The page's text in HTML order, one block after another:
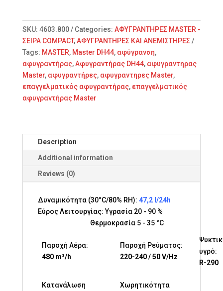
ΑΦΥΓΡΑΝΤΗΡΑΣ
quantity
SKU: 4603.800 Categories: ΑΦΥΓΡΑΝΤΗΡΕΣ MASTER -
ΣΕΙΡΑ COMPACT,ΑΦΥΓΡΑΝΤΗΡΕΣ ΚΑΙ ΑΝΕΜΙΣΤΗΡΕΣ
Tags: MASTER, Master DH44, αφύγρανση,
αφυγραντήρας,Αφυγραντήρας DH44, αφυγραντηρας
Master, αφυγραντήρες, αφυγραντηρες Master,
επαγγελματικός αφυγραντήρας, επαγγελματικός
αφυγραντήρας Master
Description
Additional information
Reviews (0)
Δυναμικότητα (30°C/80% RH): 47,2 l/24h
Εύρος Λειτουργίας: Υγρασία 20 - 90 %
Θερμοκρασία 5 - 35 °C
Παροχή Αέρα:
480 m³/h
Παροχή Ρεύματος:
220-240 / 50 V/Hz
υγρό:
R-290
Κατανάλωση
Χωρητικότητα